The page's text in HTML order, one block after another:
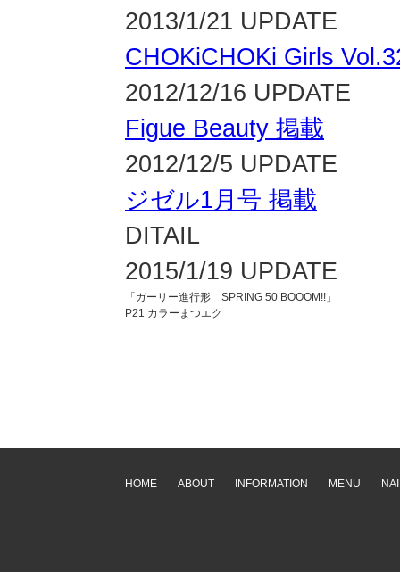
2013/1/21 UPDATE
CHOKiCHOKi Girls
2012/12/16 UPDATE
Figue Beauty 掲載
2012/12/5 UPDATE
ジゼル1月号 掲載
DITAIL
2015/1/19 UPDATE
「ガーリー進行形 SPRING 50 BOOOM!!」
P21 カラーまつエク
HOME ABOUT INFORMATION MENU